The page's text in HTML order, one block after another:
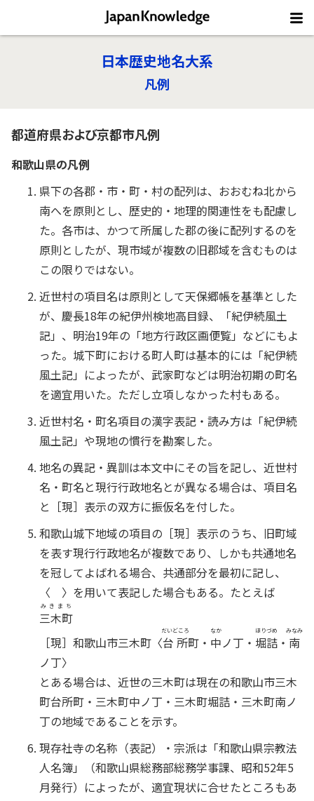
日本歴史地名大系
凡例
都道府県および京都市凡例
和歌山県の凡例
県下の各郡・市・町・村の配列は、おおむね北から
南へを原則とし、歴史的・地理的関連性をも配慮し
た。各市は、かつて所属した郡の後に配列するのを
原則としたが、現市域が複数の旧郡域を含むものは
この限りではない。
近世村の項目名は原則として天保郷帳を基準とした
が、慶長18年の紀伊州検地高目録、「紀伊続風土
記」、明治19年の「地方行政区画便覧」などにもよ
った。城下町における町人町は基本的には「紀伊続
風土記」によったが、武家町などは明治初期の町名
を適宜用いた。ただし立項しなかった村もある。
近世村名・町名項目の漢字表記・読み方は「紀伊続
風土記」や現地の慣行を勘案した。
地名の異記・異訓は本文中にその旨を記し、近世村
名・町名と現行行政地名とが異なる場合は、項目名
と［現］表示の双方に振仮名を付した。
和歌山城下地域の項目の［現］表示のうち、旧町域
を表す現行行政地名が複数であり、しかも共通地名
を冠してよばれる場合、共通部分を最初に記し、
〈 〉を用いて表記した場合もある。たとえば
三木町
みきまち
［現］和歌山市三木町〈台所
だいどころ
町・ 中
なか
ノ丁・ 堀詰
ほりづめ
・ 南
みなみ
ノ丁〉
とある場合は、近世の三木町は現在の和歌山市三木
町台所町・三木町中ノ丁・三木町堀詰・三木町南ノ
丁の地域であることを示す。
現存社寺の名称（表記）・宗派は「和歌山県宗教法
人名簿」（和歌山県総務部総務学事課、昭和52年5
月発行）によったが、適宜現状に合せたところもあ